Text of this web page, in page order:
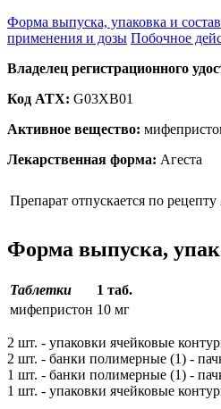
Форма выпуска, упаковка и
применения и дозы Побочное
Владелец регистрационного
Код ATX: G03XB01
Активное вещество:
Лекарственная форма: Агеста
Препарат отпускается по рецепту
Форма выпуска,
Таблетки
1 таб.
мифепристон 10 мг
2 шт. - упаковки ячейковые
2 шт. - банки полимерные (1) -
1 шт. - банки полимерные (1) -
1 шт. - упаковки ячейковые